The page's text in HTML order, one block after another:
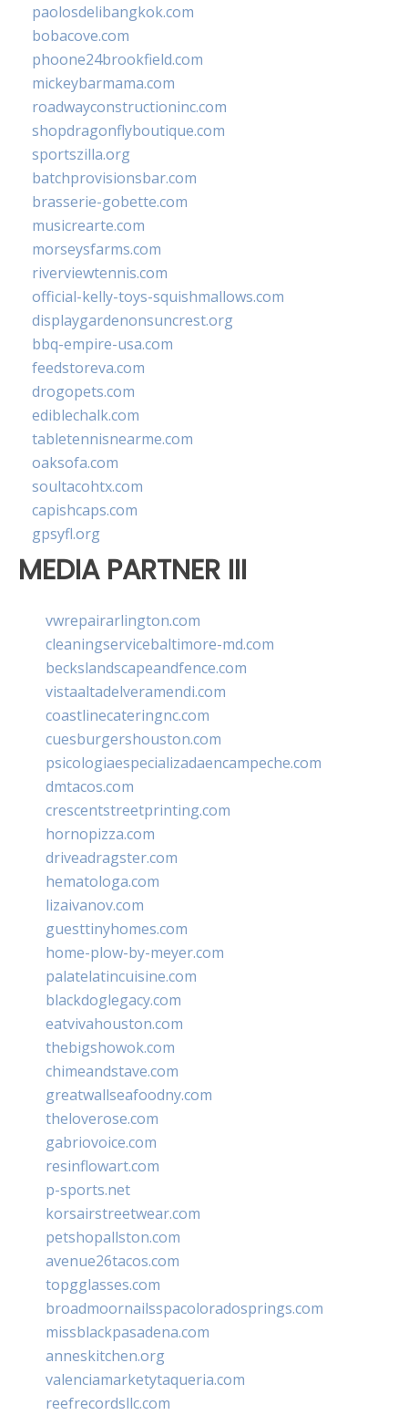
paolosdelibangkok.com
bobacove.com
phoone24brookfield.com
mickeybarmama.com
roadwayconstructioninc.com
shopdragonflyboutique.com
sportszilla.org
batchprovisionsbar.com
brasserie-gobette.com
musicrearte.com
morseysfarms.com
riverviewtennis.com
official-kelly-toys-squishmallows.com
displaygardenonsuncrest.org
bbq-empire-usa.com
feedstoreva.com
drogopets.com
ediblechalk.com
tabletennisnearme.com
oaksofa.com
soultacohtx.com
capishcaps.com
gpsyfl.org
MEDIA PARTNER III
vwrepairarlington.com
cleaningservicebaltimore-md.com
beckslandscapeandfence.com
vistaaltadelveramendi.com
coastlinecateringnc.com
cuesburgershouston.com
psicologiaespecializadaencampeche.com
dmtacos.com
crescentstreetprinting.com
hornopizza.com
driveadragster.com
hematologa.com
lizaivanov.com
guesttinyhomes.com
home-plow-by-meyer.com
palatelatincuisine.com
blackdoglegacy.com
eatvivahouston.com
thebigshowok.com
chimeandstave.com
greatwallseafoodny.com
theloverose.com
gabriovoice.com
resinflowart.com
p-sports.net
korsairstreetwear.com
petshopallston.com
avenue26tacos.com
topgglasses.com
broadmoornailsspacoloradosprings.com
missblackpasadena.com
anneskitchen.org
valenciamarketytaqueria.com
reefrecordsllc.com